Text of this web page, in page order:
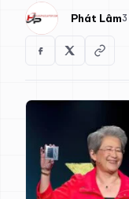
Phát Lâm